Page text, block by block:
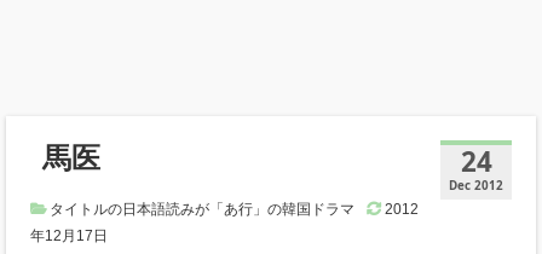
24
Dec 2012
馬医
タイトルの日本語読みが「あ行」の韓国ドラマ
2012
年12月17日